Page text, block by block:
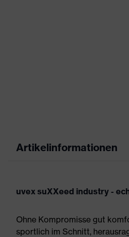
Artikelinformationen
uvex suXXeed industry -
Ohne Kompromisse gut
sportlich im Schnitt,